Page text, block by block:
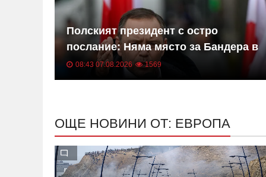
Полският президент с остро
послание: Няма място за Бандера в
Полша
08:43 07.08.2026 1569
ОЩЕ НОВИНИ ОТ: ЕВРОПА